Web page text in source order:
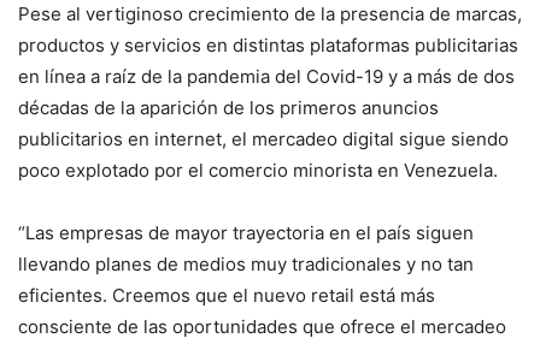
Pese al vertiginoso crecimiento de la presencia de marcas,
productos y servicios en distintas plataformas publicitarias
en línea a raíz de la pandemia del Covid-19 y a más de dos
décadas de la aparición de los primeros anuncios
publicitarios en internet, el mercadeo digital sigue siendo
poco explotado por el comercio minorista en Venezuela.
“Las empresas de mayor trayectoria en el país siguen
llevando planes de medios muy tradicionales y no tan
eficientes. Creemos que el nuevo retail está más
consciente de las oportunidades que ofrece el mercadeo